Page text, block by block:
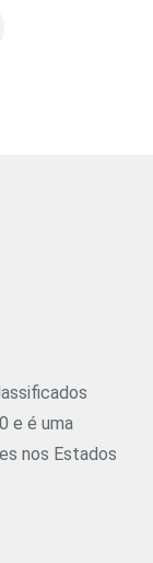
e é uma
nos Estados